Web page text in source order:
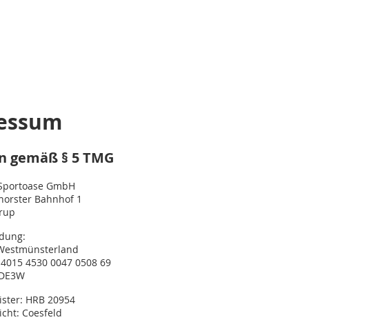
gemäß § 5 TMG
GmbH
Bahnhof 1
4530 0047 0508 69
HRB 20954
Coesfeld